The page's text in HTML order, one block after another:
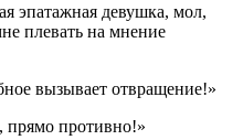
эпатажная девушка, мол,
плевать на мнение
вызывает отвращение!»
прямо противно!»